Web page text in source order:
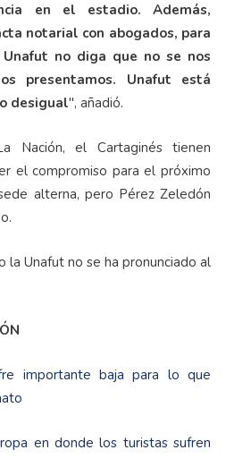
en el estadio. Además,
notarial con abogados, para
no diga que no se nos
presentamos. Unafut está
desigual", añadió.
Nación, el Cartaginés tienen
el compromiso para el próximo
alterna, pero Pérez Zeledón
la Unafut no se ha pronunciado al
importante baja para lo que
en donde los turistas sufren